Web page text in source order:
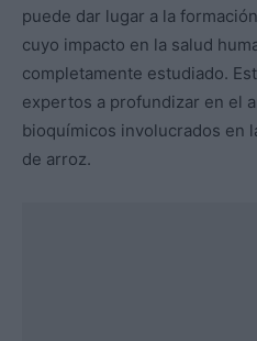
puede dar lugar a la
cuyo impacto en la salud
completamente estudiado.
expertos a profundizar en el
bioquímicos involucrados en
de arroz.